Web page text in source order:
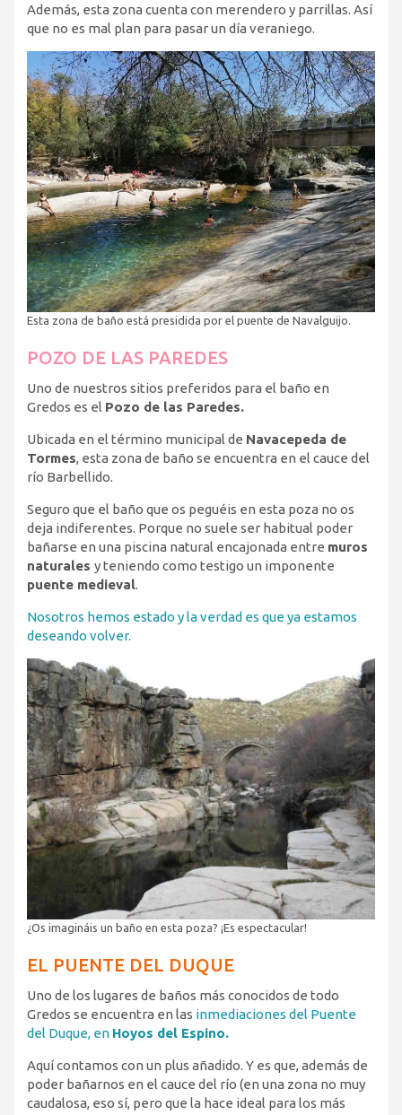
Además, esta zona cuenta con merendero y parrillas. Así
que no es mal plan para pasar un día veraniego.
Esta zona de baño está presidida por el puente de Navalguijo.
POZO DE LAS PAREDES
Uno de nuestros sitios preferidos para el baño en
Gredos es el Pozo de las Paredes.
Ubicada en el término municipal de Navacepeda de
Tormes, esta zona de baño se encuentra en el cauce del
río Barbellido.
Seguro que el baño que os peguéis en esta poza no os
deja indiferentes. Porque no suele ser habitual poder
bañarse en una piscina natural encajonada entre muros
naturales y teniendo como testigo un imponente
puente medieval.
Nosotros hemos estado y la verdad es que ya estamos
deseando volver.
¿Os imagináis un baño en esta poza? ¡Es espectacular!
EL PUENTE DEL DUQUE
Uno de los lugares de baños más conocidos de todo
Gredos se encuentra en las inmediaciones del Puente
del Duque, en Hoyos del Espino.
Aquí contamos con un plus añadido. Y es que, además de
poder bañarnos en el cauce del río (en una zona no muy
caudalosa, eso sí, pero que la hace ideal para los más